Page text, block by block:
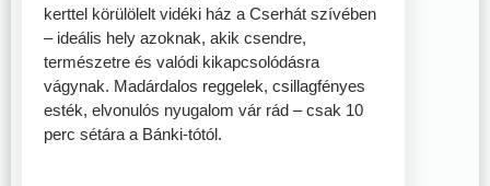
kerttel körülölelt vidéki ház a Cserhát szívében
– ideális hely azoknak, akik csendre,
természetre és valódi kikapcsolódásra
vágynak. Madárdalos reggelek, csillagfényes
esték, elvonulós nyugalom vár rád – csak 10
perc sétára a Bánki-tótól.